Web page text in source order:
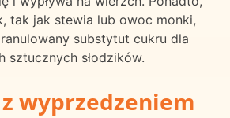
tak jak stewia lub owoc monki,
substytut cukru dla
sztucznych słodzików.
wyprzedzeniem